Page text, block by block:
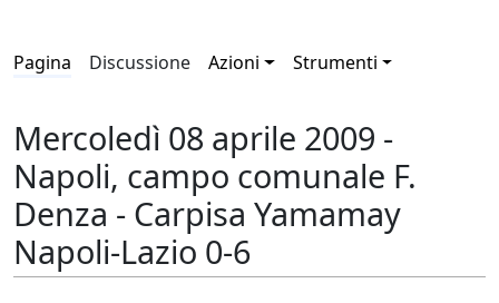
Pagina Discussione Azioni Strumenti
Mercoledì 08 aprile 2009 -
Napoli, campo comunale F.
Denza - Carpisa Yamamay
Napoli-Lazio 0-6